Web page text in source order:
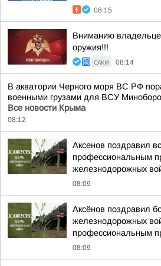
08:15
Вниманию
оружия!!!
САКИ 08:14
В акватории Черного моря ВС РФ
военными грузами для ВСУ
Все новости Крыма
08:12
Аксенов поздравил
профессиональным
железнодорожных
08:09
Аксёнов поздравил
железнодорожных
профессиональным
08:09